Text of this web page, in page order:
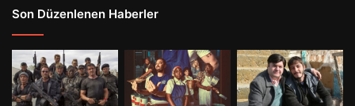
Son Düzenlenen Haberler